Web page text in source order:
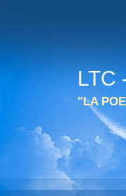
LTC
"LA